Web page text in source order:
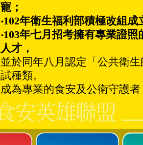
寵；
‧102年衛生福利部積極改組成
‧103年七月招考擁有專業證
人才，
並於同年八月認定「公共衛
試種類。
成為專業的食安及公衛守護